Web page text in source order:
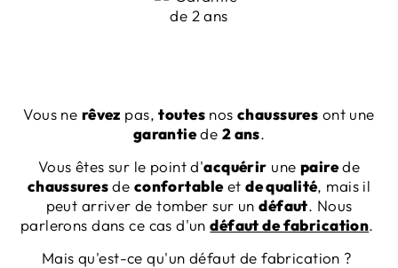
Vous ne rêvez pas,toutesnoschaussures ont une
garantiede 2 ans.
Vous êtes sur le point d'acquérir une pairede
chaussuresde confortableetde qualité, mais il
peut arriver de tomber sur undéfaut. Nous
parlerons dans ce cas d'undéfaut de fabrication.
Mais qu'est-ce qu'un défaut de fabrication ?